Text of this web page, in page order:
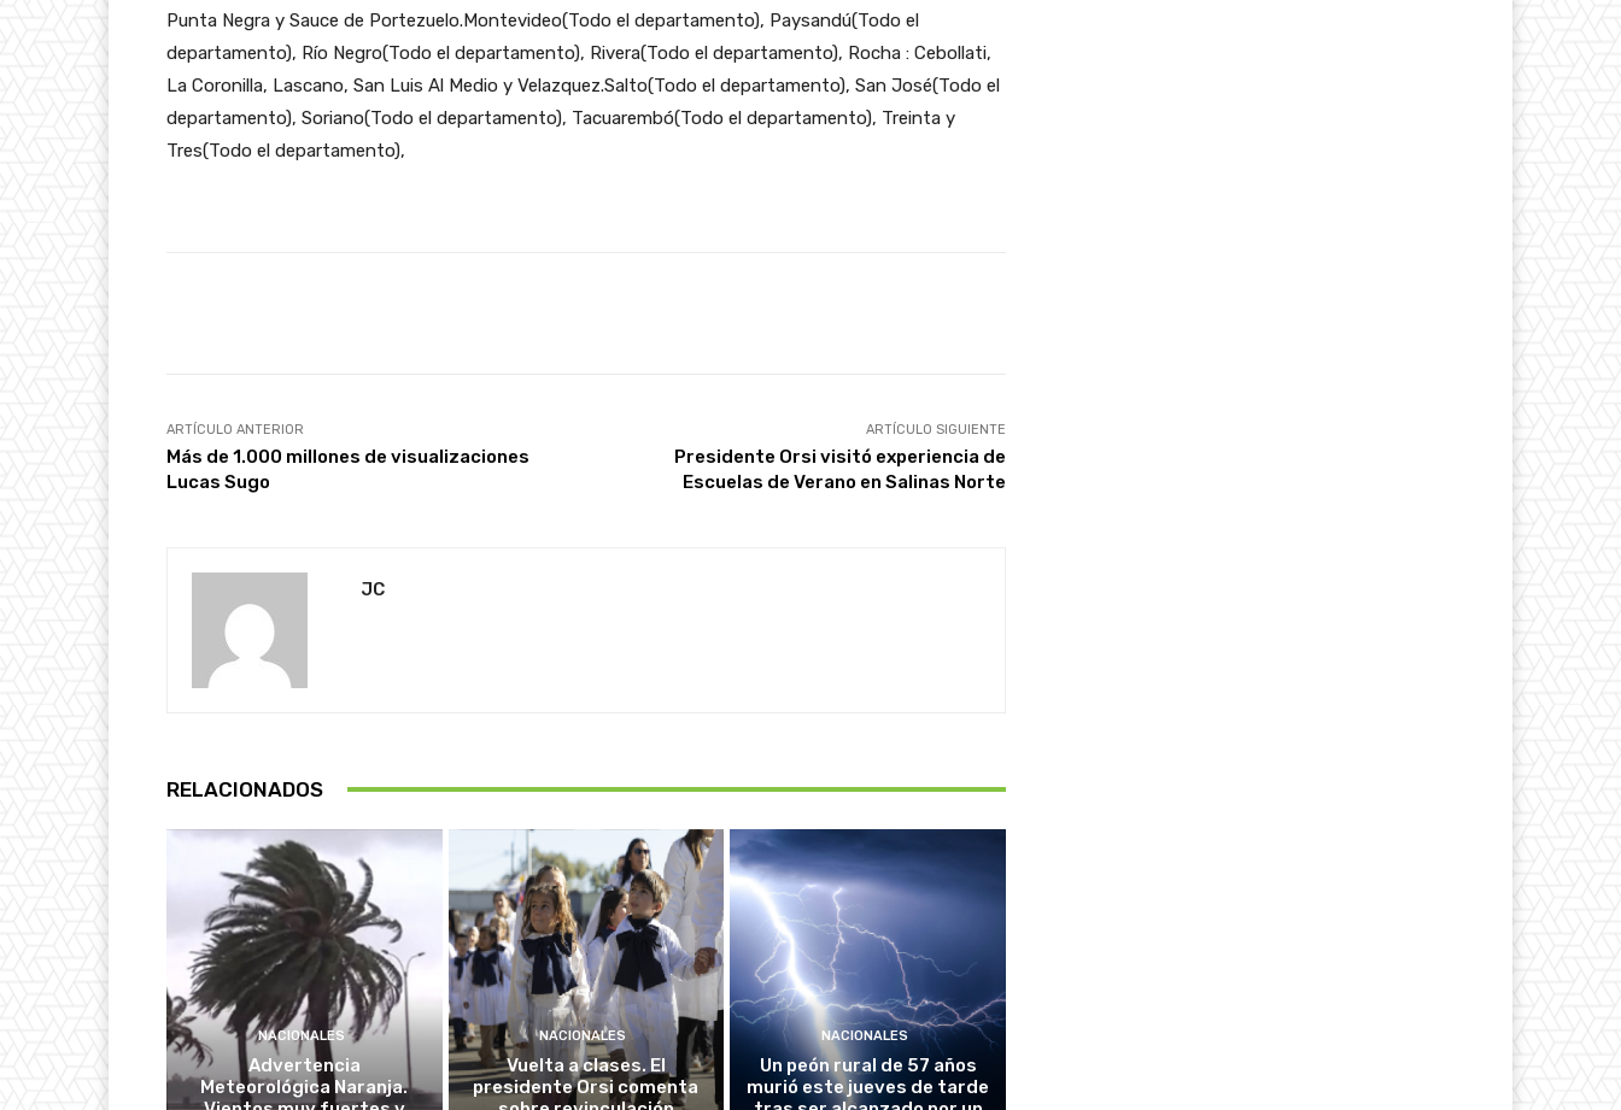
Punta Negra y Sauce de Portezuelo.Montevideo(Todo el departamento), Paysandú(Todo el
departamento), Río Negro(Todo el departamento), Rivera(Todo el departamento), Rocha : Cebollati,
La Coronilla, Lascano, San Luis Al Medio y Velazquez.Salto(Todo el departamento), San José(Todo el
departamento), Soriano(Todo el departamento), Tacuarembó(Todo el departamento), Treinta y
Tres(Todo el departamento),
ARTÍCULO ANTERIOR
Más de 1.000 millones de visualizaciones
Lucas Sugo
ARTÍCULO SIGUIENTE
Presidente Orsi visitó experiencia de
Escuelas de Verano en Salinas Norte
JC
RELACIONADOS
NACIONALES
Advertencia
Meteorológica Naranja.
NACIONALES
Vuelta a clases. El
presidente Orsi comenta
NACIONALES
Un peón rural de 57 años
murió este jueves de tarde